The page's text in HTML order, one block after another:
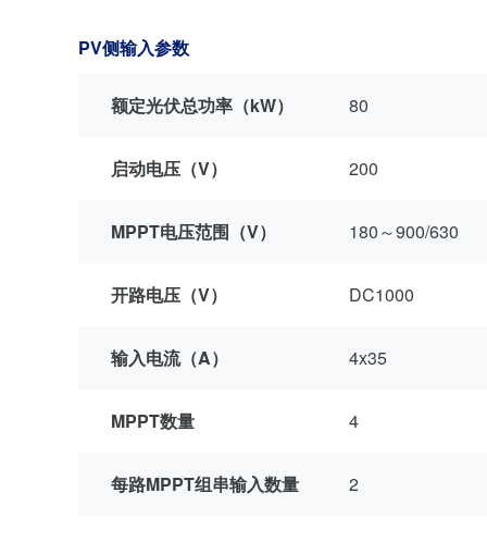
PV侧输入参数
额定光伏总功率（kW） 80
启动电压（V） 200
MPPT电压范围（V） 180～900/630
开路电压（V） DC1000
输入电流（A） 4x35
MPPT数量 4
每路MPPT组串输入数量 2